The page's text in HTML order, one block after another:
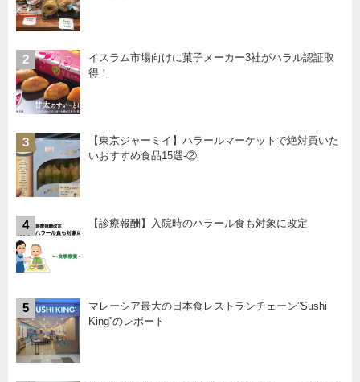
2
イスラム市場向けに菓子メーカー3社がハラル認証取
得！
3
【東京ジャーミイ】ハラールマーケットで絶対買いた
いおすすめ食品15選-②
4 【診療報酬】入院時のハラール食も対象に改定
5
マレーシア最大の日本食レストランチェーン”Sushi
King”のレポート